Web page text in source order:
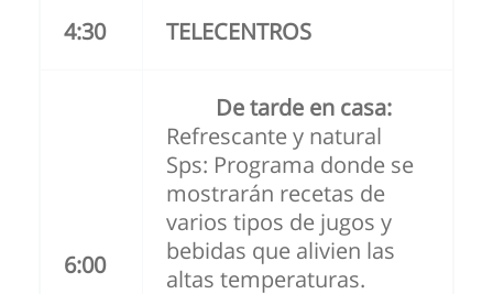
4:30 TELECENTROS
6:00
De tarde en casa:
Refrescante y natural
Sps: Programa donde se
mostrarán recetas de
varios tipos de jugos y
bebidas que alivien las
altas temperaturas.